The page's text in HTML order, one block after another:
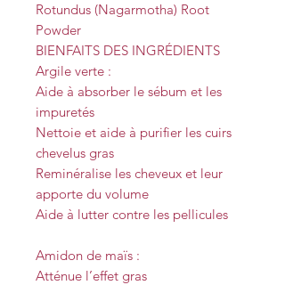
Rotundus (Nagarmotha) Root
Powder
BIENFAITS DES INGRÉDIENTS
Argile verte :
Aide à absorber le sébum et les
impuretés
Nettoie et aide à purifier les cuirs
chevelus gras
Reminéralise les cheveux et leur
apporte du volume
Aide à lutter contre les pellicules
Amidon de maïs :
Atténue l’effet gras